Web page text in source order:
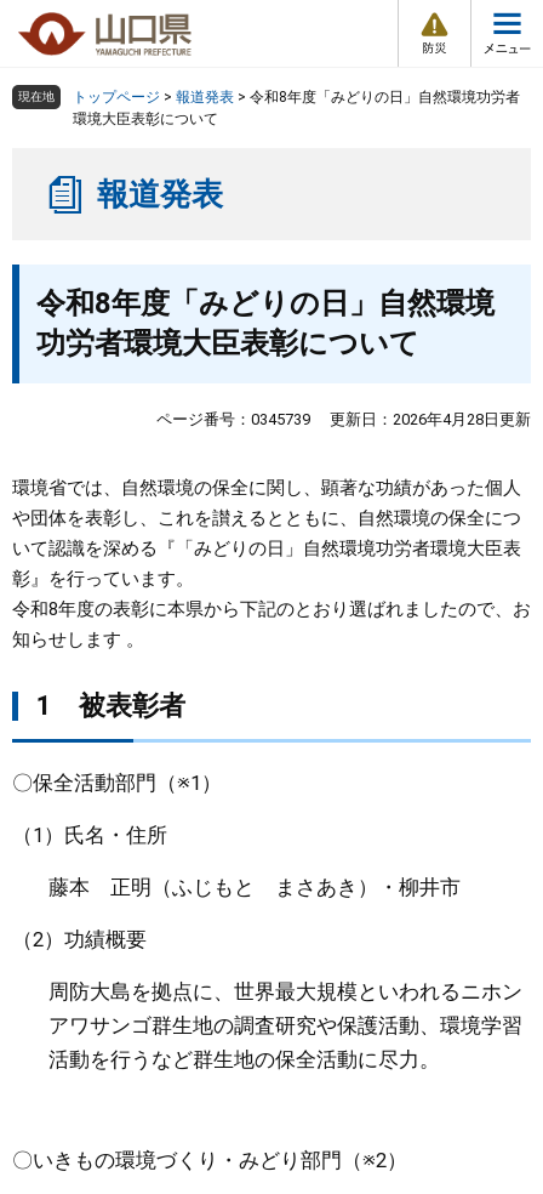
の
ー
情
報
メ
ュ
組織で探す
くらし・環境
しごと・産業・観光
まちづくり
県政情報
検索の仕方 組織で探す
現在地 トップページ > 報道発表 > 令和8年度「みどりの日」自然環境功労者
環境大臣表彰について
報道発表
令和8年度「みどりの日」自然環境
功労者環境大臣表彰について
ページ番号：0345739 更新日：2026年4月28日更新
環境省では、自然環境の保全に関し、顕著な功績があった個人
や団体を表彰し、これを讃えるとともに、自然環境の保全につ
いて認識を深める『「みどりの日」自然環境功労者環境大臣表
彰』を行っています。
令和8年度の表彰に本県から下記のとおり選ばれましたので、お
知らせします 。
1 被表彰者
〇保全活動部門（※1）
（1）氏名・住所
藤本 正明（ふじもと まさあき）・柳井市
（2）功績概要
周防大島を拠点に、世界最大規模といわれるニホン
アワサンゴ群生地の調査研究や保護活動、環境学習
活動を行うなど群生地の保全活動に尽力。
〇いきもの環境づくり・みどり部門​（※2）